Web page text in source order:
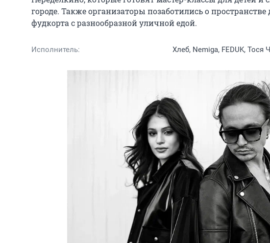
городе. Также организаторы позаботились о
фудкорта с разнообразной уличной едой.
Исполнитель: Хлеб, Nemiga, FEDUK, Тося